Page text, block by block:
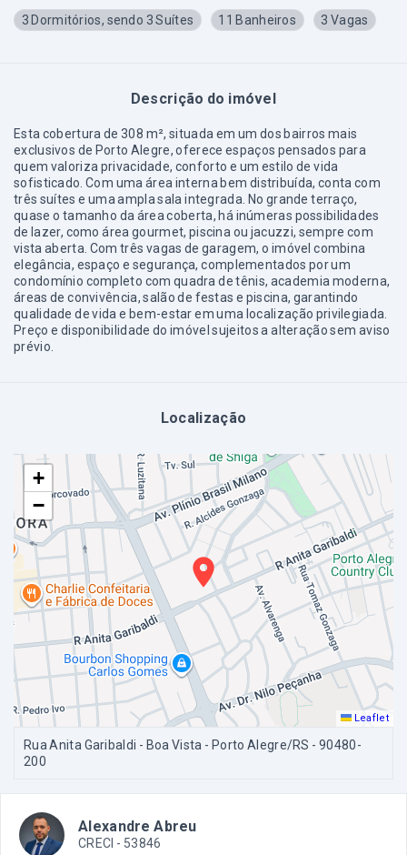
3 Dormitórios, sendo 3 Suítes 11 Banheiros 3 Vagas
Descrição do imóvel
Esta cobertura de 308 m², situada em um dos bairros mais
exclusivos de Porto Alegre, oferece espaços pensados para
quem valoriza privacidade, conforto e um estilo de vida
sofisticado. Com uma área interna bem distribuída, conta com
três suítes e uma ampla sala integrada. No grande terraço,
quase o tamanho da área coberta, há inúmeras possibilidades
de lazer, como área gourmet, piscina ou jacuzzi, sempre com
vista aberta. Com três vagas de garagem, o imóvel combina
elegância, espaço e segurança, complementados por um
condomínio completo com quadra de tênis, academia moderna,
áreas de convivência, salão de festas e piscina, garantindo
qualidade de vida e bem-estar em uma localização privilegiada.
Preço e disponibilidade do imóvel sujeitos a alteração sem aviso
prévio.
Localização
+
−
Leaflet
Rua Anita Garibaldi - Boa Vista - Porto Alegre/RS - 90480-
200
Alexandre Abreu
CRECI - 53846